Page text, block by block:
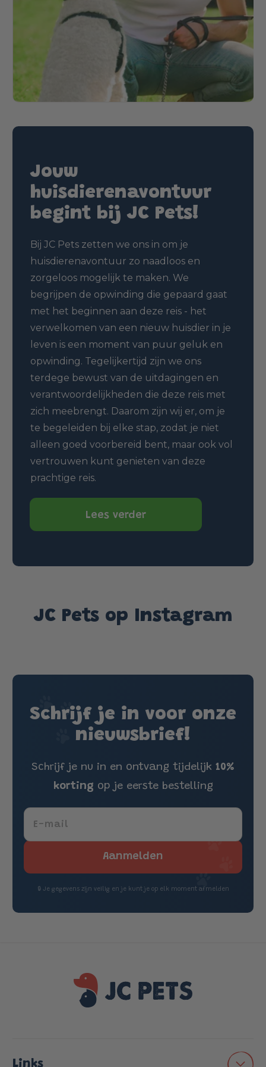
Jouw
huisdierenavontuur
begint bij JC Pets!
Bij JC Pets zetten we ons in om je
huisdierenavontuur zo naadloos en
zorgeloos mogelijk te maken. We
begrijpen de opwinding die gepaard gaat
met het beginnen aan deze reis - het
verwelkomen van een nieuw huisdier in je
leven is een moment van puur geluk en
opwinding. Tegelijkertijd zijn we ons
terdege bewust van de uitdagingen en
verantwoordelijkheden die deze reis met
zich meebrengt. Daarom zijn wij er, om je
te begeleiden bij elke stap, zodat je niet
alleen goed voorbereid bent, maar ook vol
vertrouwen kunt genieten van deze
prachtige reis.
Lees verder
JC Pets op Instagram
Schrijf je in voor onze
nieuwsbrief!
Schrijf je nu in en ontvang tijdelijk 10%
korting op je eerste bestelling
E-mail
Aanmelden
🔒 Je gegevens zijn veilig en je kunt je op elk moment afmelden
Links